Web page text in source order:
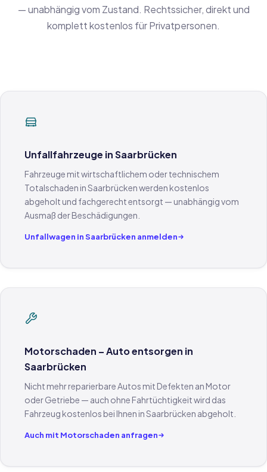
— unabhängig vom Zustand. Rechtssicher, direkt und
komplett kostenlos für Privatpersonen.
Unfallfahrzeuge in Saarbrücken
Fahrzeuge mit wirtschaftlichem oder technischem
Totalschaden in Saarbrücken werden kostenlos
abgeholt und fachgerecht entsorgt — unabhängig vom
Ausmaß der Beschädigungen.
Unfallwagen in Saarbrücken anmelden
Motorschaden – Auto entsorgen in
Saarbrücken
Nicht mehr reparierbare Autos mit Defekten an Motor
oder Getriebe — auch ohne Fahrtüchtigkeit wird das
Fahrzeug kostenlos bei Ihnen in Saarbrücken abgeholt.
Auch mit Motorschaden anfragen